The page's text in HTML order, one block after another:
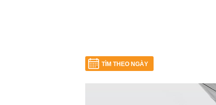
TÌM THEO NGÀY